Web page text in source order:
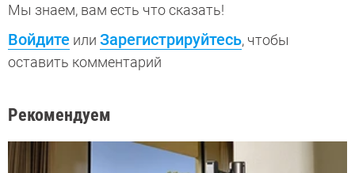
Мы знаем, вам есть что сказать!
Войдите или Зарегистрируйтесь, чтобы
оставить комментарий
Рекомендуем